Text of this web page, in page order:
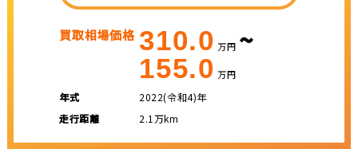
買取相場価格 310.0 万円 ~
155.0 万円
年式
2022(令和4)年
走行距離
2.1万km